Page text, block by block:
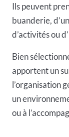
Ils peuvent
buanderie,
d’activités ou
Bien
apportent un
l’organisation
un
ou à